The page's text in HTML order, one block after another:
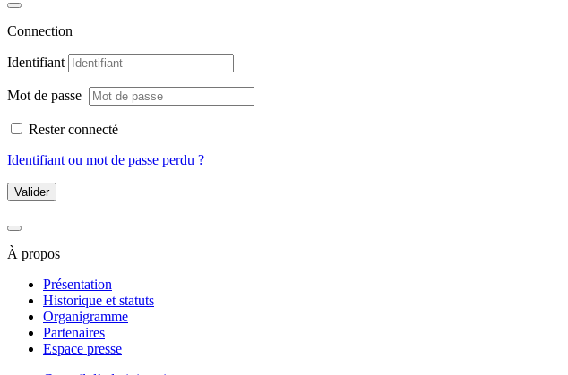
Connection
Identifiant
Mot de passe
Rester connecté
Identifiant ou mot de passe perdu ?
Valider
À propos
Présentation
Historique et statuts
Organigramme
Partenaires
Espace presse